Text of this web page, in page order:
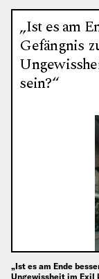
„Ist es am
Gefängnis
sein?“
„Ist es am Ende
Ungewissheit im Exil